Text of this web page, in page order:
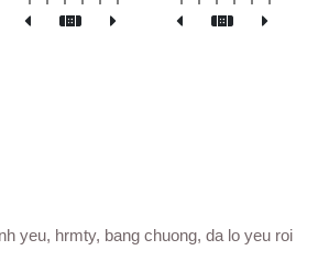
yeu, hrmty, bang chuong, da lo yeu roi